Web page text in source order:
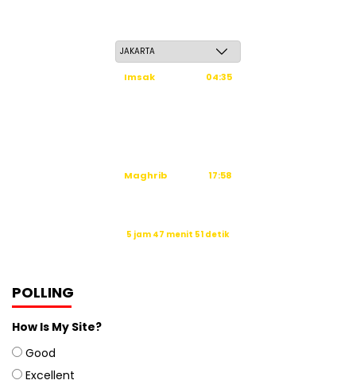
Imsak
04:35
Maghrib
17:58
5 jam 47 menit 50 detik
POLLING
How Is My Site?
Good
Excellent